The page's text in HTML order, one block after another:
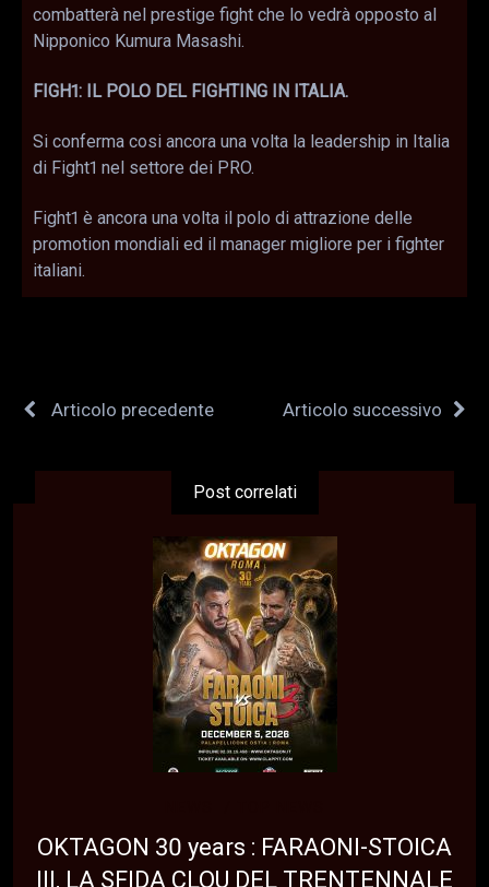
combatterà nel prestige fight che lo vedrà opposto al
Nipponico Kumura Masashi.
FIGH1: IL POLO DEL FIGHTING IN ITALIA.
Si conferma cosi ancora una volta la leadership in Italia
di Fight1 nel settore dei PRO.
Fight1 è ancora una volta il polo di attrazione delle
promotion mondiali ed il manager migliore per i fighter
italiani.
Articolo precedente Articolo successivo
Post correlati
OKTAGON 30 years : FARAONI-STOICA
III, LA SFIDA CLOU DEL TRENTENNALE